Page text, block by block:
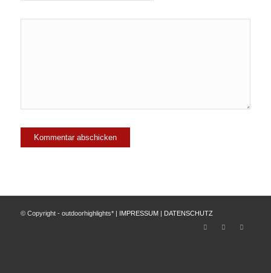
© Copyright - outdoorhighlights* | IMPRESSUM DATENSCHUTZ